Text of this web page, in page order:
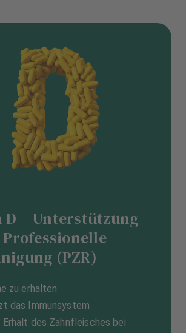
– Unterstützung
(PZR)
zu erhalten
das Immunsystem
Erhalt des Zahnfleisches bei